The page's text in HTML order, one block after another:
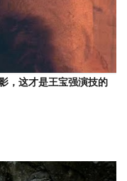
，这才是王宝强演技的